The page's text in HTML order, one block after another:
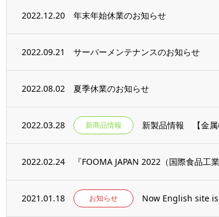
2022.12.20 年末年始休業のお知らせ
2022.09.21 サーバーメンテナンスのお知らせ
2022.08.02 夏季休業のお知らせ
2022.03.28 新商品情報 新製品情報 【金属
2022.02.24 『FOOMA JAPAN 2022（国際食品
2021.01.18 お知らせ Now English site is